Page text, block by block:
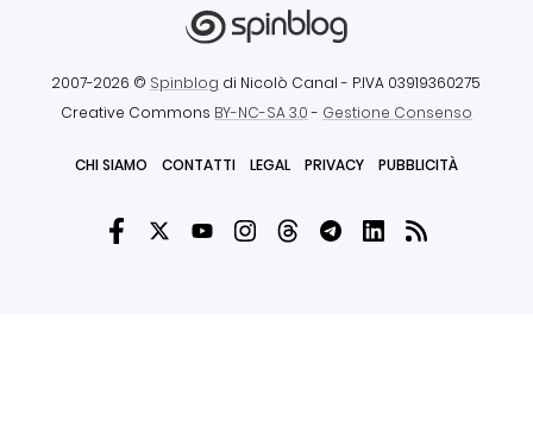
2007-2026 © Spinblog di Nicolò Canal - P.IVA 03919360275
Creative Commons BY-NC-SA 3.0- Gestione Consenso
CHI SIAMO CONTATTI LEGAL PRIVACY PUBBLICITÀ